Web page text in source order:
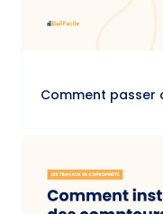
Comment passer